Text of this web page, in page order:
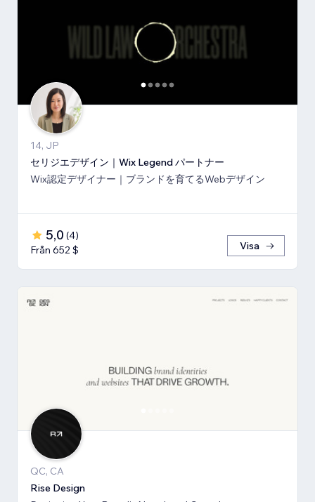
14, JP
セリジエデザイン｜Wix Legend パートナー
Wix認定デザイナー｜ブランドを育てるWebデザイン
5,0 (4)
Från 652 $
Visa
QC, CA
Rise Design